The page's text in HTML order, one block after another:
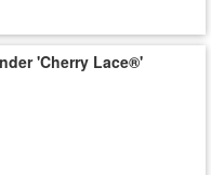
'Cherry Lace®'